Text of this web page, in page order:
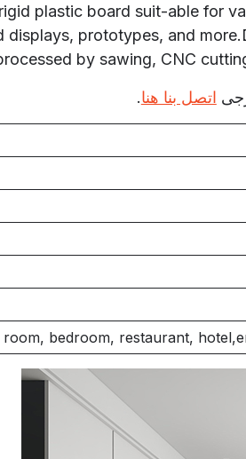
plastic board suit-able for
prototypes, and
by sawing, CNC
اتصل بنا هنا.
room, bedroom, restaurant,